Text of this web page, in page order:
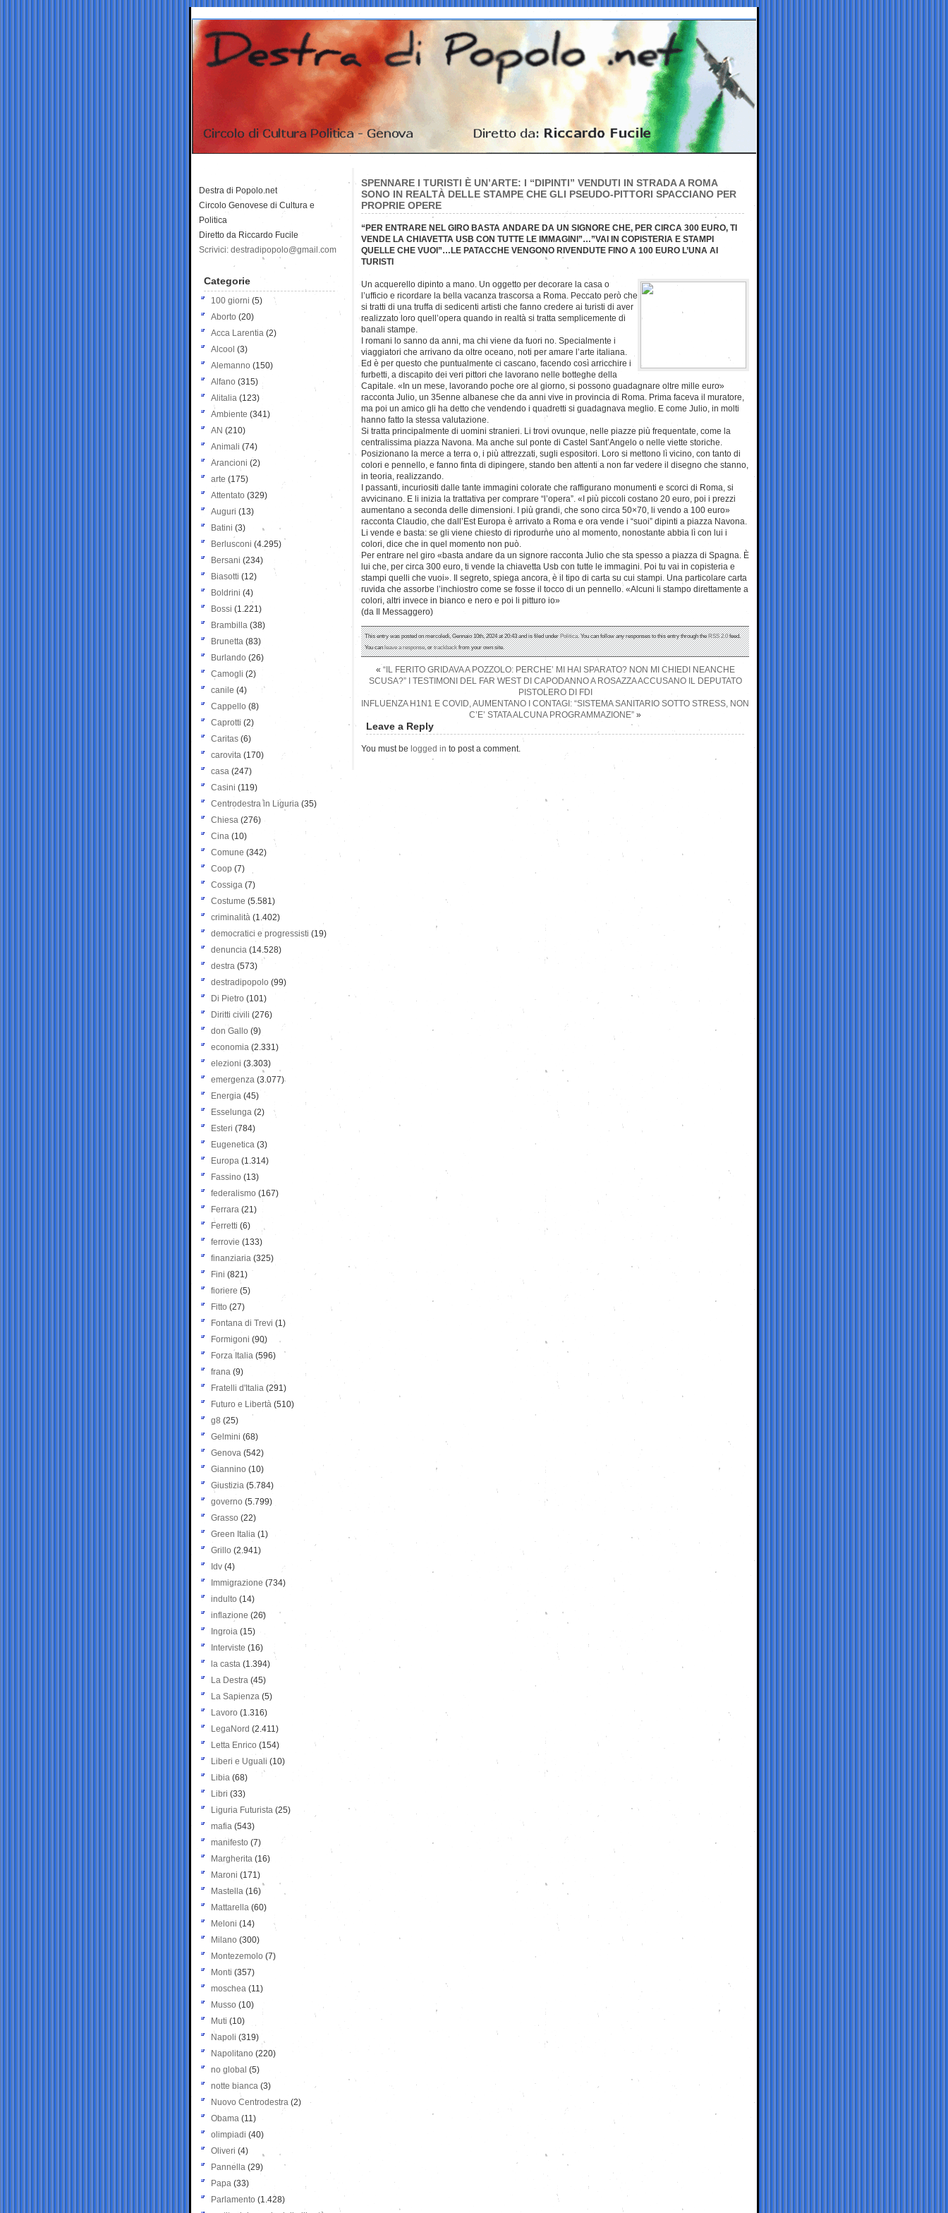
SPENNARE I TURISTI È UN’ARTE: I “DIPINTI” VENDUTI IN STRADA A ROMA
SONO IN REALTÀ DELLE STAMPE CHE GLI PSEUDO-PITTORI SPACCIANO PER
PROPRIE OPERE
“PER ENTRARE NEL GIRO BASTA ANDARE DA UN SIGNORE CHE, PER CIRCA 300 EURO, TI
VENDE LA CHIAVETTA USB CON TUTTE LE IMMAGINI”…”VAI IN COPISTERIA E STAMPI
QUELLE CHE VUOI”…LE PATACCHE VENGONO RIVENDUTE FINO A 100 EURO L’UNA AI
TURISTI
Un acquerello dipinto a mano. Un oggetto per decorare la casa o
l’ufficio e ricordare la bella vacanza trascorsa a Roma. Peccato però che
si tratti di una truffa di sedicenti artisti che fanno credere ai turisti di aver
realizzato loro quell’opera quando in realtà si tratta semplicemente di
banali stampe.
I romani lo sanno da anni, ma chi viene da fuori no. Specialmente i
viaggiatori che arrivano da oltre oceano, noti per amare l’arte italiana.
Ed è per questo che puntualmente ci cascano, facendo così arricchire i
furbetti, a discapito dei veri pittori che lavorano nelle botteghe della
Capitale. «In un mese, lavorando poche ore al giorno, si possono guadagnare oltre mille euro»
racconta Julio, un 35enne albanese che da anni vive in provincia di Roma. Prima faceva il muratore,
ma poi un amico gli ha detto che vendendo i quadretti si guadagnava meglio. E come Julio, in molti
hanno fatto la stessa valutazione.
Si tratta principalmente di uomini stranieri. Li trovi ovunque, nelle piazze più frequentate, come la
centralissima piazza Navona. Ma anche sul ponte di Castel Sant’Angelo o nelle viette storiche.
Posizionano la merce a terra o, i più attrezzati, sugli espositori. Loro si mettono lì vicino, con tanto di
colori e pennello, e fanno finta di dipingere, stando ben attenti a non far vedere il disegno che stanno,
in teoria, realizzando.
I passanti, incuriositi dalle tante immagini colorate che raffigurano monumenti e scorci di Roma, si
avvicinano. E li inizia la trattativa per comprare “l’opera”. «I più piccoli costano 20 euro, poi i prezzi
aumentano a seconda delle dimensioni. I più grandi, che sono circa 50×70, li vendo a 100 euro»
racconta Claudio, che dall’Est Europa è arrivato a Roma e ora vende i “suoi” dipinti a piazza Navona.
Li vende e basta: se gli viene chiesto di riprodurne uno al momento, nonostante abbia lì con lui i
colori, dice che in quel momento non può.
Per entrare nel giro «basta andare da un signore racconta Julio che sta spesso a piazza di Spagna. È
lui che, per circa 300 euro, ti vende la chiavetta Usb con tutte le immagini. Poi tu vai in copisteria e
stampi quelli che vuoi». Il segreto, spiega ancora, è il tipo di carta su cui stampi. Una particolare carta
ruvida che assorbe l’inchiostro come se fosse il tocco di un pennello. «Alcuni li stampo direttamente a
colori, altri invece in bianco e nero e poi li pitturo io»
(da Il Messaggero)
This entry was posted on mercoledì, Gennaio 10th, 2024 at 20:43 and is filed underPolitica. You can follow any responses to this entry through theRSS 2.0feed.
You canleave a response, ortrackbackfrom your own site.
« “IL FERITO GRIDAVA A POZZOLO: PERCHE’ MI HAI SPARATO? NON MI CHIEDI NEANCHE
SCUSA?” I TESTIMONI DEL FAR WEST DI CAPODANNO A ROSAZZA ACCUSANO IL DEPUTATO
PISTOLERO DI FDI
INFLUENZA H1N1 E COVID, AUMENTANO I CONTAGI: “SISTEMA SANITARIO SOTTO STRESS, NON
C’E’ STATA ALCUNA PROGRAMMAZIONE” »
Leave a Reply
You must be logged in to post a comment.
Destra di Popolo.net
Circolo Genovese di Cultura e
Politica
Diretto da Riccardo Fucile
Scrivici: destradipopolo@gmail.com
Categorie
100 giorni (5)
Aborto (20)
Acca Larentia (2)
Alcool (3)
Alemanno (150)
Alfano (315)
Alitalia (123)
Ambiente (341)
AN (210)
Animali (74)
Arancioni (2)
arte (175)
Attentato (329)
Auguri (13)
Batini (3)
Berlusconi (4.295)
Bersani (234)
Biasotti (12)
Boldrini (4)
Bossi (1.221)
Brambilla (38)
Brunetta (83)
Burlando (26)
Camogli (2)
canile (4)
Cappello (8)
Caprotti (2)
Caritas (6)
carovita (170)
casa (247)
Casini (119)
Centrodestra in Liguria (35)
Chiesa (276)
Cina (10)
Comune (342)
Coop (7)
Cossiga (7)
Costume (5.581)
criminalità (1.402)
democratici e progressisti (19)
denuncia (14.528)
destra (573)
destradipopolo (99)
Di Pietro (101)
Diritti civili (276)
don Gallo (9)
economia (2.331)
elezioni (3.303)
emergenza (3.077)
Energia (45)
Esselunga (2)
Esteri (784)
Eugenetica (3)
Europa (1.314)
Fassino (13)
federalismo (167)
Ferrara (21)
Ferretti (6)
ferrovie (133)
finanziaria (325)
Fini (821)
fioriere (5)
Fitto (27)
Fontana di Trevi (1)
Formigoni (90)
Forza Italia (596)
frana (9)
Fratelli d'Italia (291)
Futuro e Libertà (510)
g8 (25)
Gelmini (68)
Genova (542)
Giannino (10)
Giustizia (5.784)
governo (5.799)
Grasso (22)
Green Italia (1)
Grillo (2.941)
Idv (4)
Immigrazione (734)
indulto (14)
inflazione (26)
Ingroia (15)
Interviste (16)
la casta (1.394)
La Destra (45)
La Sapienza (5)
Lavoro (1.316)
LegaNord (2.411)
Letta Enrico (154)
Liberi e Uguali (10)
Libia (68)
Libri (33)
Liguria Futurista (25)
mafia (543)
manifesto (7)
Margherita (16)
Maroni (171)
Mastella (16)
Mattarella (60)
Meloni (14)
Milano (300)
Montezemolo (7)
Monti (357)
moschea (11)
Musso (10)
Muti (10)
Napoli (319)
Napolitano (220)
no global (5)
notte bianca (3)
Nuovo Centrodestra (2)
Obama (11)
olimpiadi (40)
Oliveri (4)
Pannella (29)
Papa (33)
Parlamento (1.428)